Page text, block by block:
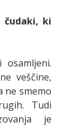
čudaki, ki
veščine,
ne smemo
Tudi
je